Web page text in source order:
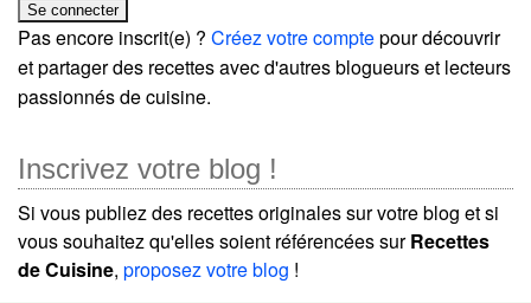
Pas encore inscrit(e) ? Créez votre comptepour découvrir
et partager des recettes avec d'autres blogueurs et lecteurs
passionnés de cuisine.
Inscrivez votre blog !
Si vous publiez des recettes originales sur votre blog et si
vous souhaitez qu'elles soient référencées surRecettes
de Cuisine, proposez votre blog !